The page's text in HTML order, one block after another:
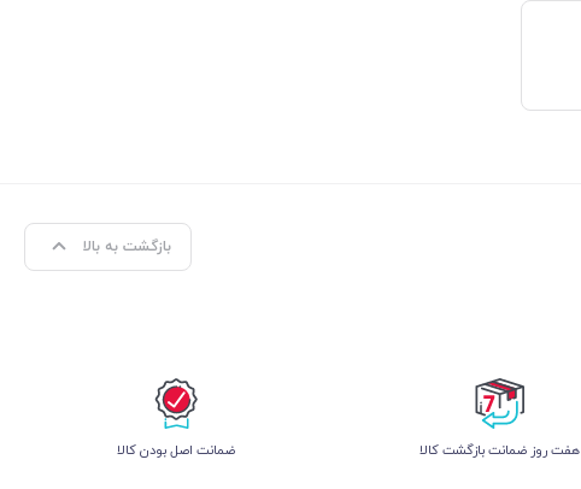
بازگشت به بالا
هفت روز ضمانت بازگشت کالا ﺿﻤﺎﻧﺖ اﺻﻞ ﺑﻮدن ﮐﺎﻟﺎ